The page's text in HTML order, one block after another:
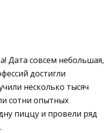
Дата совсем небольшая,
достигли
несколько тысяч
сотни опытных
пиццу и провели ряд